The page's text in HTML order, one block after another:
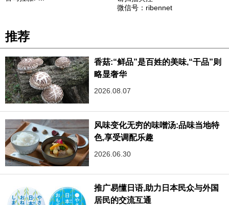
微信号：ribennet
推荐
香菇:“鲜品”是百姓的美味,“干品”则
略显奢华
2026.08.07
风味变化无穷的味噌汤:品味当地特
色,享受调配乐趣‌
2026.06.30
推广易懂日语,助力日本民众与外国
居民的交流互通